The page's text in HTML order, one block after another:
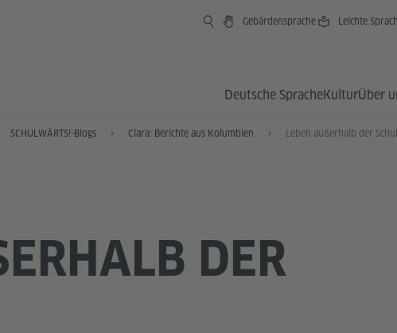
Gebärdensprache Leichte
Deutsche SpracheKulturÜber
SCHULWÄRTS!-Blogs Clara: Berichte aus Kolumbien Leben außerhalb der
DER S